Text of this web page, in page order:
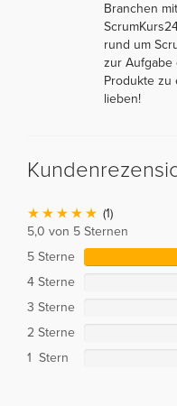
Branchen
rund um
zur Aufgabe
Produkte zu
lieben!
(1)
5,0 von 5 Sternen
5 Sterne
4 Sterne
3 Sterne
2 Sterne
1 Stern